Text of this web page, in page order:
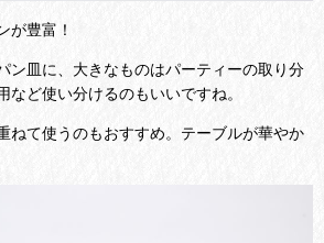
が豊富！
ン皿に、大きなものはパーティーの取り分
など使い分けるのもいいですね。
ねて使うのもおすすめ。テーブルが華やか